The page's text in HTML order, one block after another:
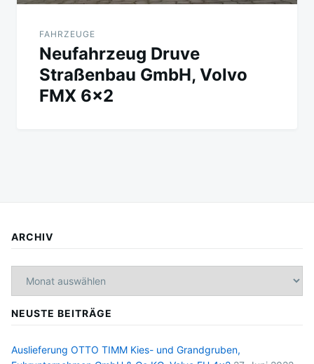
FAHRZEUGE
Neufahrzeug Druve
Straßenbau GmbH, Volvo
FMX 6×2
ARCHIV
NEUSTE BEITRÄGE
Auslieferung OTTO TIMM Kies- und Grandgruben,